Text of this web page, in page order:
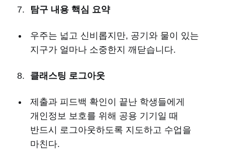
탐구 내용 핵심 요약
우주는 넓고 신비롭지만, 공기와 물이 있는
지구가 얼마나 소중한지 깨닫습니다.
클래스팅 로그아웃
제출과 피드백 확인이 끝난 학생들에게
개인정보 보호를 위해 공용 기기일 때
반드시 로그아웃하도록 지도하고 수업을
마친다.